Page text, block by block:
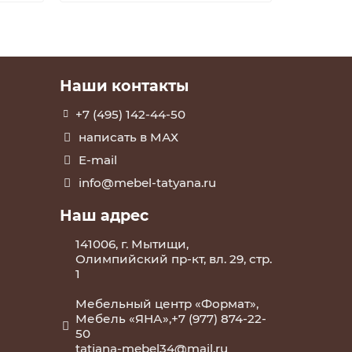
Наши контакты
+7 (495) 142-44-50
написать в МАХ
E-mail
info@mebel-tatyana.ru
Наш адрес
141006, г. Мытищи,
Олимпийский пр-кт, вл. 29, стр.
1
Мебельный центр «Формат»,
Мебель «ЯНА»,+7 (977) 874-22-
50
tatjana-mebel34@mail.ru